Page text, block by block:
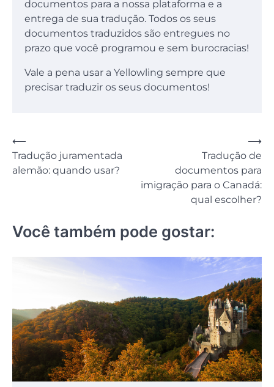
documentos para a nossa plataforma e a
entrega de sua tradução. Todos os seus
documentos traduzidos são entregues no
prazo que você programou e sem burocracias!
Vale a pena usar a Yellowling sempre que
precisar traduzir os seus documentos!
Navegação
de
⟵
Tradução juramentada
alemão: quando usar?
Tradução de
documentos para
imigração para o Canadá:
qual escolher?
⟶
Você também pode gostar: